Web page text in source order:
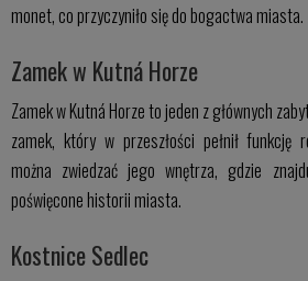
monet, co przyczyniło się do bogactwa miasta.
Zamek w Kutná Horze
Zamek w Kutná Horze to jeden z głównych
zamek, który w przeszłości pełnił funkcję
można zwiedzać jego wnętrza, gdzie
poświęcone historii miasta.
Kostnice Sedlec